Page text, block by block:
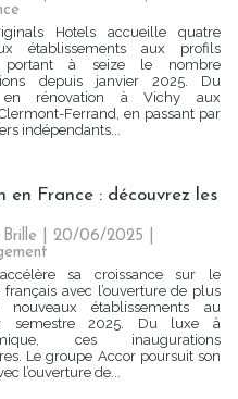
Hotels accueille quatre
établissements aux profils
portant à seize le nombre
depuis janvier 2025. Du
en rénovation à Vichy aux
Ferrand, en passant par
indépendants...
en France : découvrez les
| 20/06/2025
sa croissance sur le
avec l’ouverture de plus
établissements au
semestre 2025. Du luxe à
ces inaugurations
Le groupe Accor poursuit son
l’ouverture de...